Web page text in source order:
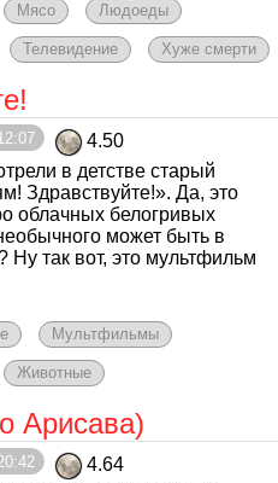
Мясо Людоеды
Телевидение Хуже смерти
4.50
в детстве старый
Здравствуйте!». Да, это
облачных белогривых
может быть в
Ну так вот, это мультфильм
Мультфильмы
Животные
Арисава)
4.64